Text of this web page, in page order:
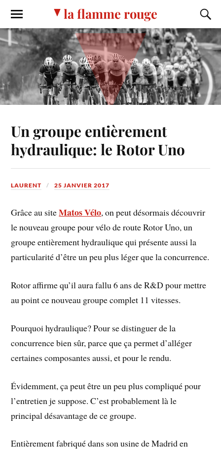
la flamme rouge
Un groupe entièrement
hydraulique: le Rotor Uno
LAURENT 25 JANVIER 2017
Grâce au siteMatos Vélo, on peut désormais découvrir
le nouveau groupe pour vélo de route Rotor Uno, un
groupe entièrement hydraulique qui présente aussi la
particularité d’être un peu plus léger que la concurrence.
Rotor affirme qu’il aura fallu 6 ans de R&D pour mettre
au point ce nouveau groupe complet 11 vitesses.
Pourquoi hydraulique? Pour se distinguer de la
concurrence bien sûr, parce que ça permet d’alléger
certaines composantes aussi, et pour le rendu.
Évidemment, ça peut être un peu plus compliqué pour
l’entretien je suppose. C’est probablement là le
principal désavantage de ce groupe.
Entièrement fabriqué dans son usine de Madrid en